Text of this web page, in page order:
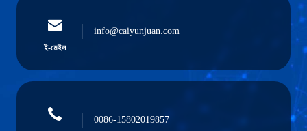
ই-মেইল
info@caiyunjuan.com
0086-15802019857